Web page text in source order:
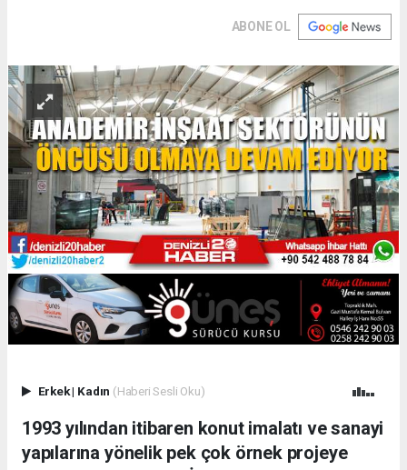
ABONE OL
Erkek| Kadın (Haberi Sesli Oku)
1993 yılından itibaren konut imalatı ve sanayi
yapılarına yönelik pek çok örnek projeye